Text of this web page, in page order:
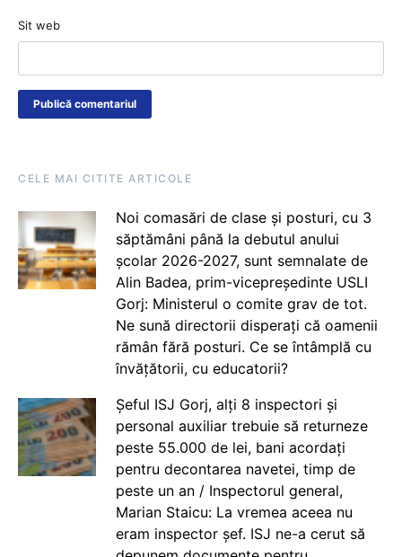
Sit web
CELE MAI CITITE ARTICOLE
Noi comasări de clase și posturi, cu 3
săptămâni până la debutul anului
școlar 2026-2027, sunt semnalate de
Alin Badea, prim-vicepreședinte USLI
Gorj: Ministerul o comite grav de tot.
Ne sună directorii disperați că oamenii
rămân fără posturi. Ce se întâmplă cu
învățătorii, cu educatorii?
Șeful ISJ Gorj, alți 8 inspectori și
personal auxiliar trebuie să returneze
peste 55.000 de lei, bani acordați
pentru decontarea navetei, timp de
peste un an / Inspectorul general,
Marian Staicu: La vremea aceea nu
eram inspector șef. ISJ ne-a cerut să